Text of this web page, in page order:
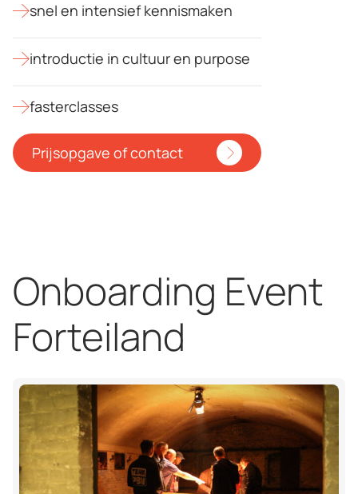
snel en intensief kennismaken
introductie in cultuur en purpose
fasterclasses
Prijsopgave of contact
Onboarding Event
Forteiland